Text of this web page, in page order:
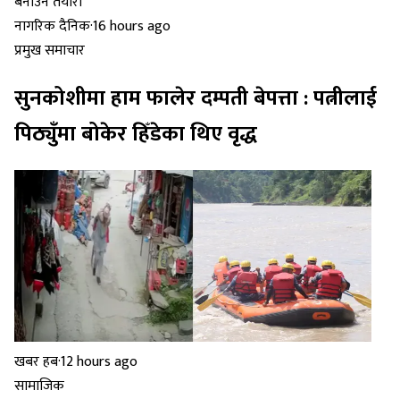
नागरिक दैनिक·16 hours ago
प्रमुख समाचार
सुनकोशीमा हाम फालेर दम्पती बेपत्ता : पत्नीलाई
पिठ्युँमा बोकेर हिँडेका थिए वृद्ध
खबर हब·12 hours ago
सामाजिक